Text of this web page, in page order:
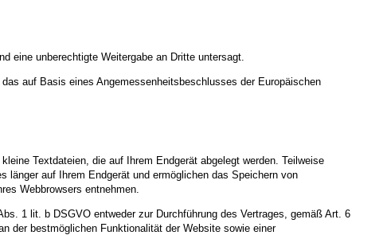
eine unberechtigte Weitergabe an Dritte untersagt.
auf Basis eines Angemessenheitsbeschlusses der Europäischen
Textdateien, die auf Ihrem Endgerät abgelegt werden. Teilweise
länger auf Ihrem Endgerät und ermöglichen das Speichern von
Webbrowsers entnehmen.
1 lit. b DSGVO entweder zur Durchführung des Vertrages, gemäß Art. 6
der bestmöglichen Funktionalität der Website sowie einer